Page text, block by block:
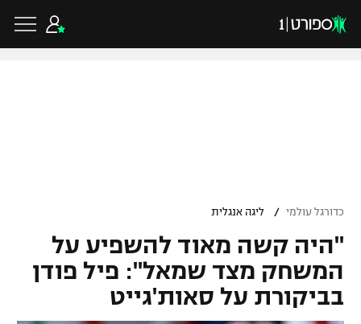
גביע הטוטו
ליגיונרים
ליגת האלופות
ליגה אירופית
ליגה אנגלית
כדורסל ישראלי
ליגת ווינר סל
כדורסל עולמי
כדורגל עולמי / ליגה אנגלית
"היה קשה מאוד להשפיע על
המשחק מצד שמאל": פיל פודן
בביקורת על סאות'גייט